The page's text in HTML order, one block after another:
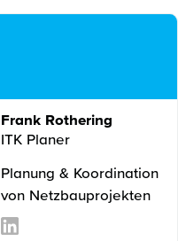
Frank Rothering
ITK Planer
Planung & Koordination
von Netzbauprojekten